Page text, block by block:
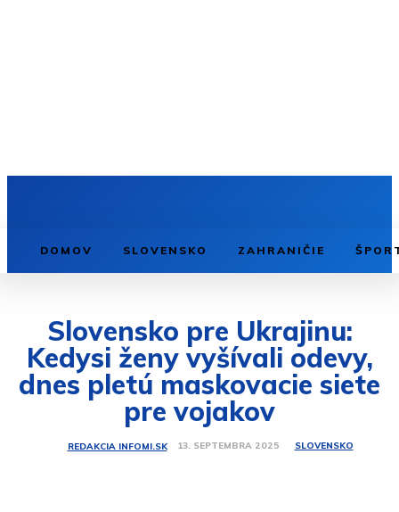
DOMOV SLOVENSKO ZAHRANIČIE
Slovensko pre Ukrajinu:
Kedysi ženy vyšívali odevy,
dnes pletú maskovacie siete
pre vojakov
REDAKCIA INFOMI.SK 13. SEPTEMBRA 2025 SLOVENSKO